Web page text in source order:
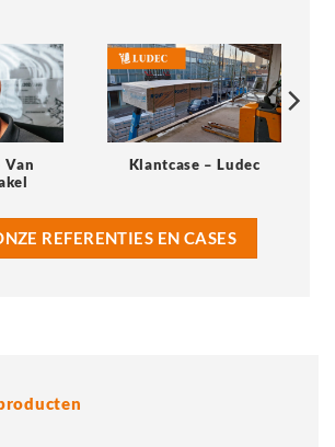
Van
Klantcase – Ludec
REFERENTIES EN CASES